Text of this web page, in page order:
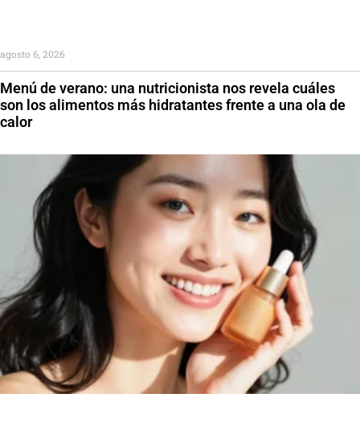
Menú de verano: una nutricionista nos revela cuáles
son los alimentos más hidratantes frente a una ola de
calor
agosto 6, 2026